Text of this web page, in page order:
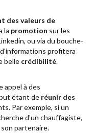
des valeurs de
la promotion sur les
ou via du bouche-
profitera
belle crédibilité.
appel à des
étant de réunir des
Par exemple, si un
d'un chauffagiste,
son partenaire.